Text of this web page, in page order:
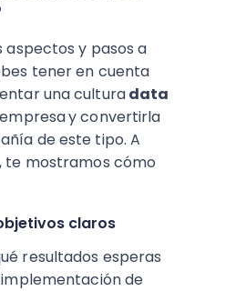
aspectos y pasos a
tener en cuenta
una culturadata
y convertirla
de este tipo. A
te mostramos cómo
claros
resultados esperas
de